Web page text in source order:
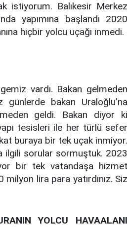
istiyorum. Balıkesir Merkez
yapımına başlandı 2020
hiçbir yolcu uçağı inmedi.
vardı. Bakan gelmeden
bakan Uraloğlu’na
geldi. Bakan diyor ki
tesisleri ile her türlü sefer
buraya bir tek uçak inmiyor.
ilgili sorular sormuştuk. 2023
bir tek vatandaşa hizmet
lira para yatırdınız. Siz
YOLCU HAVAALANI